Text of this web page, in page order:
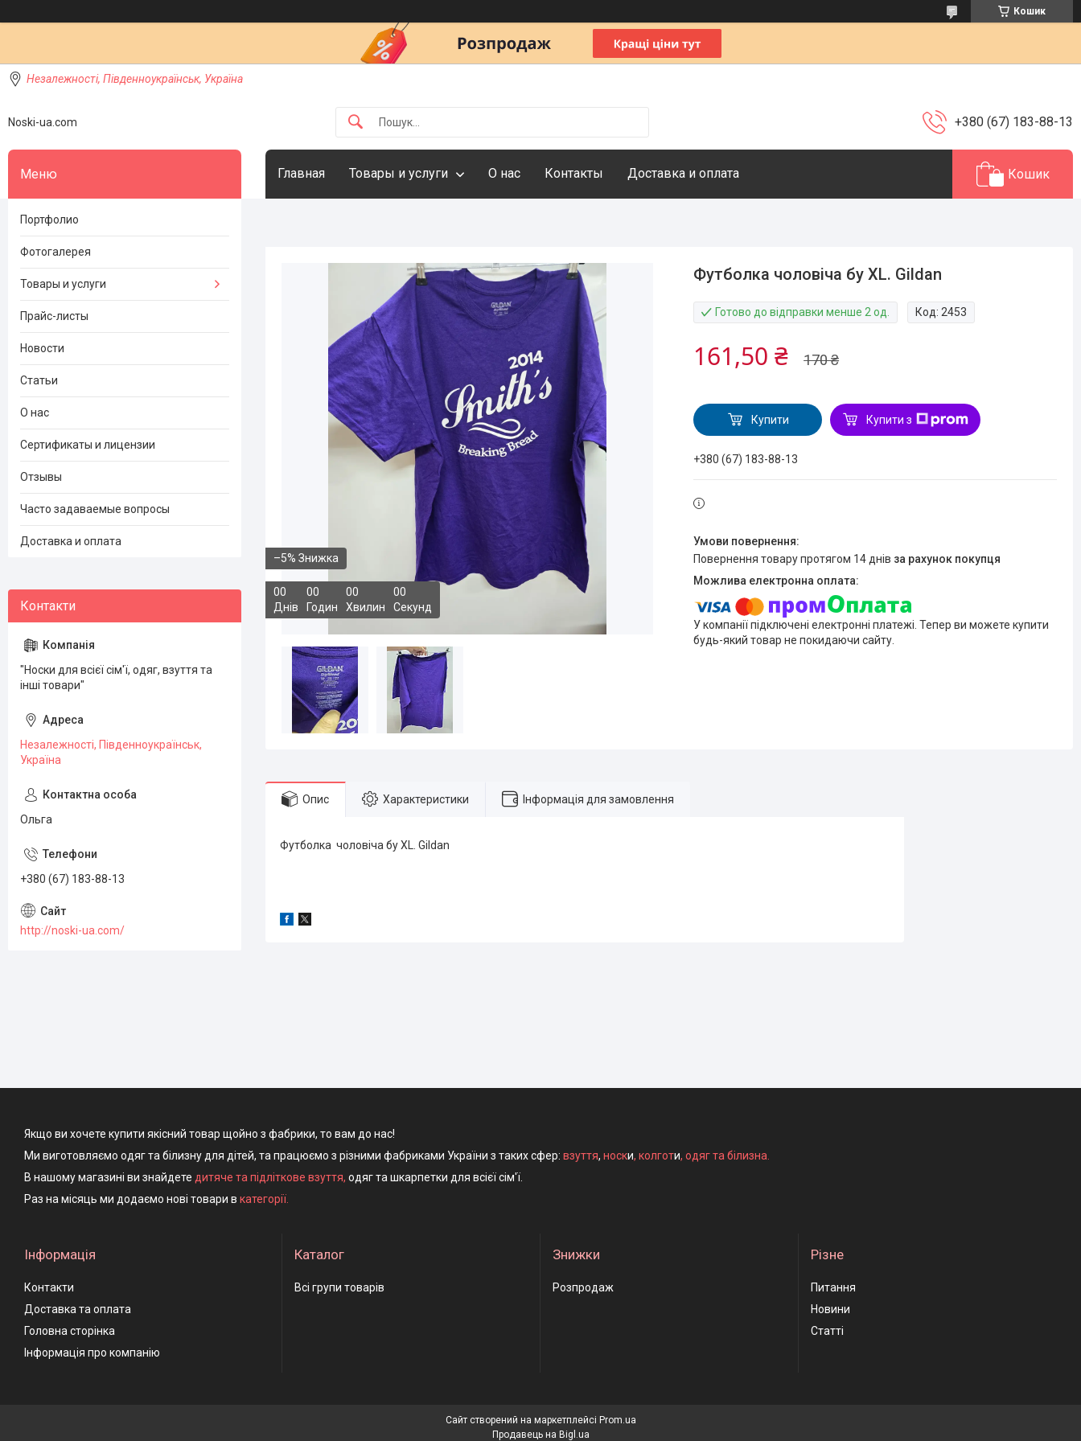
Кошик
Незалежності, Південноукраїнськ, Україна
Noski-ua.com +380 (67) 183-88-13
Главная Товары и услуги О нас Контакты Доставка и оплата Кошик
–5%
00
Днів
00
Годин
00
Хвилин
00
Секунд
Футболка чоловіча бу XL. Gildan
Готово до відправки менше 2 од. Код: 2453
170 ₴
161,50 ₴
Купити Купити з
+380 (67) 183-88-13
повернення товару протягом 14 днів за рахунок покупця
У компанії підключені електронні платежі. Тепер ви можете купити
будь-який товар не покидаючи сайту.
Опис Характеристики Інформація для замовлення
Футболка чоловіча бу XL. Gildan
Портфолио
Фотогалерея
Товары и услуги
Прайс-листы
Новости
Статьи
О нас
Сертификаты и лицензии
Отзывы
Часто задаваемые вопросы
Доставка и оплата
"Носки для всієї сім'ї, одяг, взуття та
інші товари"
Незалежності, Південноукраїнськ,
Україна
Ольга
+380 (67) 183-88-13
http://noski-ua.com/
Якщо ви хочете купити якісний товар щойно з фабрики, то вам до нас!
Ми виготовляємо одяг та білизну для дітей, та працюємо з різними фабриками України з таких сфер: взуття, носки, колготи, одяг та білизна.
В нашому магазині ви знайдете дитяче та підліткове взуття, одяг та шкарпетки для всієї сім'ї.
Раз на місяць ми додаємо нові товари в категорії.
Інформація
Контакти
Доставка та оплата
Головна сторінка
Інформація про компанію
Каталог
Всі групи товарів
Знижки
Розпродаж
Різне
Питання
Новини
Статті
Сайт створений на маркетплейсі Prom.ua
Продавець на Bigl.ua